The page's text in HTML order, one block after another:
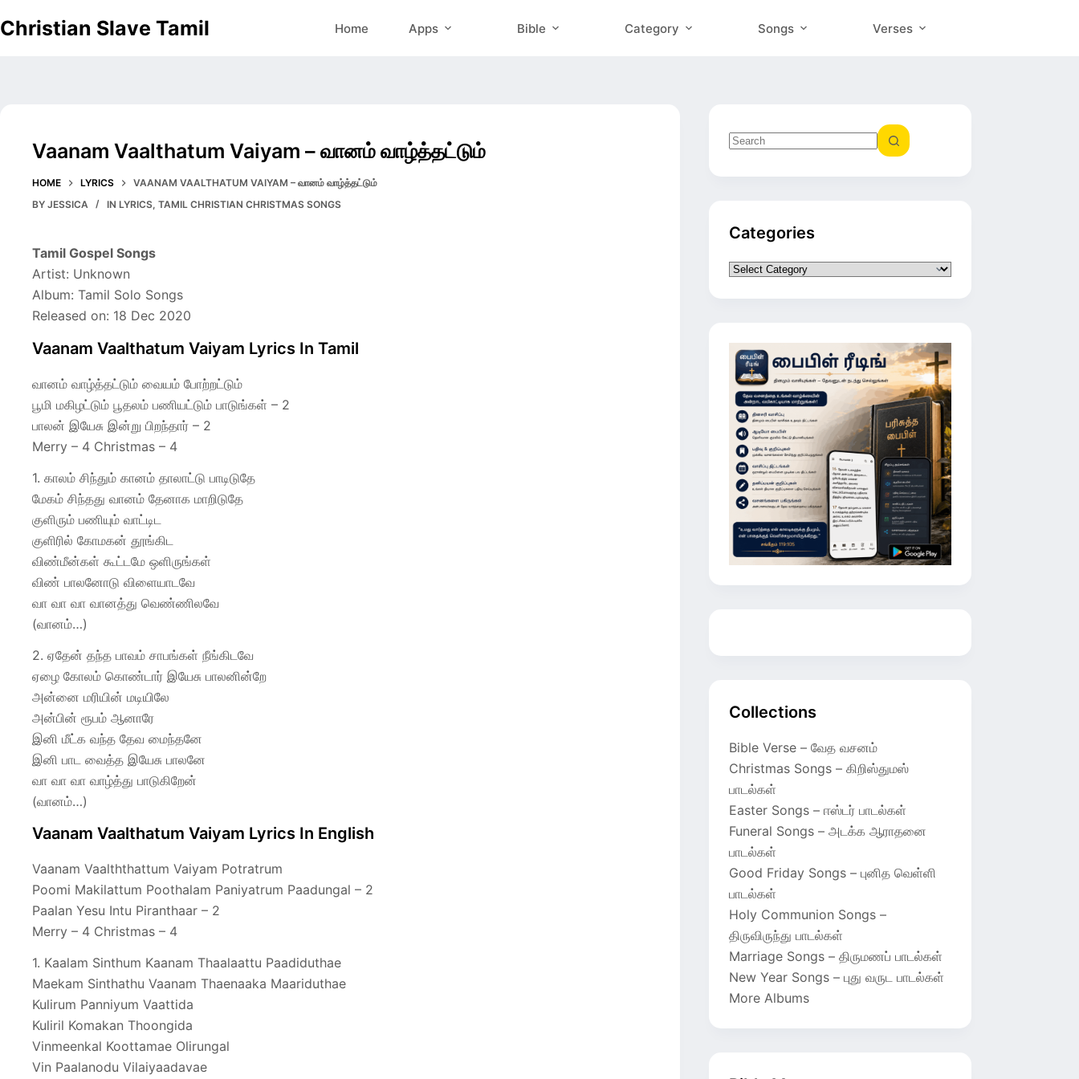
to
Christian Slave Tamil Home Apps Bible Category Songs Verses
Vaanam Vaalthatum Vaiyam – வானம் வாழ்த்தட்டும்
HOME LYRICS
VAANAM VAALTHATUM VAIYAM – வானம் வாழ்த்தட்டும்
BY JESSICA IN LYRICS,TAMIL CHRISTIAN CHRISTMAS SONGS
Tamil Gospel Songs
Artist: Unknown
Album: Tamil Solo Songs
Released on: 18 Dec 2020
Vaanam Vaalthatum Vaiyam Lyrics In Tamil
வானம் வாழ்த்தட்டும் வையம் போற்றட்டும்
பூமி மகிழட்டும் பூதலம் பணியட்டும் பாடுங்கள் – 2
பாலன் இயேசு இன்று பிறந்தார் – 2
Merry – 4 Christmas – 4
1. காலம் சிந்தும் கானம் தாலாட்டு பாடிடுதே
மேகம் சிந்தது வானம் தேனாக மாறிடுதே
குளிரும் பணியும் வாட்டிட
குளிரில் கோமகன் தூங்கிட
விண்மீன்கள் கூட்டமே ஒளிருங்கள்
விண் பாலனோடு விளையாடவே
வா வா வா வானத்து வெண்ணிலவே
(வானம்…)
2. ஏதேன் தந்த பாவம் சாபங்கள் நீங்கிடவே
ஏழை கோலம் கொண்டார் இயேசு பாலனின்றே
அன்னை மரியின் மடியிலே
அன்பின் ரூபம் ஆனாரே
இனி மீட்க வந்த தேவ மைந்தனே
இனி பாட வைத்த இயேசு பாலனே
வா வா வா வாழ்த்து பாடுகிறேன்
(வானம்…)
Vaanam Vaalthatum Vaiyam Lyrics In English
Vaanam Vaalththattum Vaiyam Potratrum
Poomi Makilattum Poothalam Paniyatrum Paadungal – 2
Paalan Yesu Intu Piranthaar – 2
Merry – 4 Christmas – 4
1. Kaalam Sinthum Kaanam Thaalaattu Paadiduthae
Maekam Sinthathu Vaanam Thaenaaka Maariduthae
Kulirum Panniyum Vaattida
Kuliril Komakan Thoongida
Vinmeenkal Koottamae Olirungal
Vin Paalanodu Vilaiyaadavae
Categories
Categories
Collections
Bible Verse – வேத வசனம்
Christmas Songs – கிறிஸ்துமஸ்
பாடல்கள்
Easter Songs – ஈஸ்டர் பாடல்கள்
Funeral Songs – அடக்க ஆராதனை
பாடல்கள்
Good Friday Songs – புனித வெள்ளி
பாடல்கள்
Holy Communion Songs –
திருவிருந்து பாடல்கள்
Marriage Songs – திருமணப் பாடல்கள்
New Year Songs – புது வருட பாடல்கள்
More Albums